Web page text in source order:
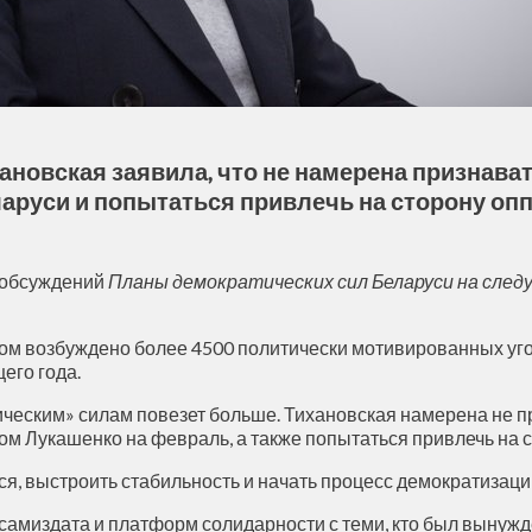
заявила, что не намерена
и попытаться привлечь на сторону
Планы демократических сил Беларуси на
более 4500 политически мотивированных
года.
силам повезет больше. Тихановская намерена
Лукашенко на февраль, а также попытаться привлечь на
выстроить стабильность и начать процесс
и платформ солидарности с теми, кто был